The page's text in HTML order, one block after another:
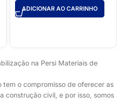
ADICIONAR AO CARRINHO
na Persi Materiais de
tem o compromisso de oferecer as
construção civil, e por isso, somos